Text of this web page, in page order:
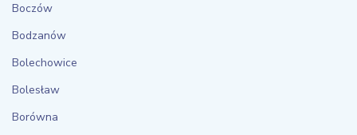
Boczów
Bodzanów
Bolechowice
Bolesław
Borówna